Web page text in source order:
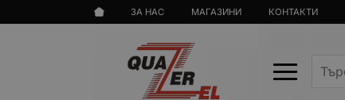
ЗА НАС МАГАЗИНИ КОНТАКТИ